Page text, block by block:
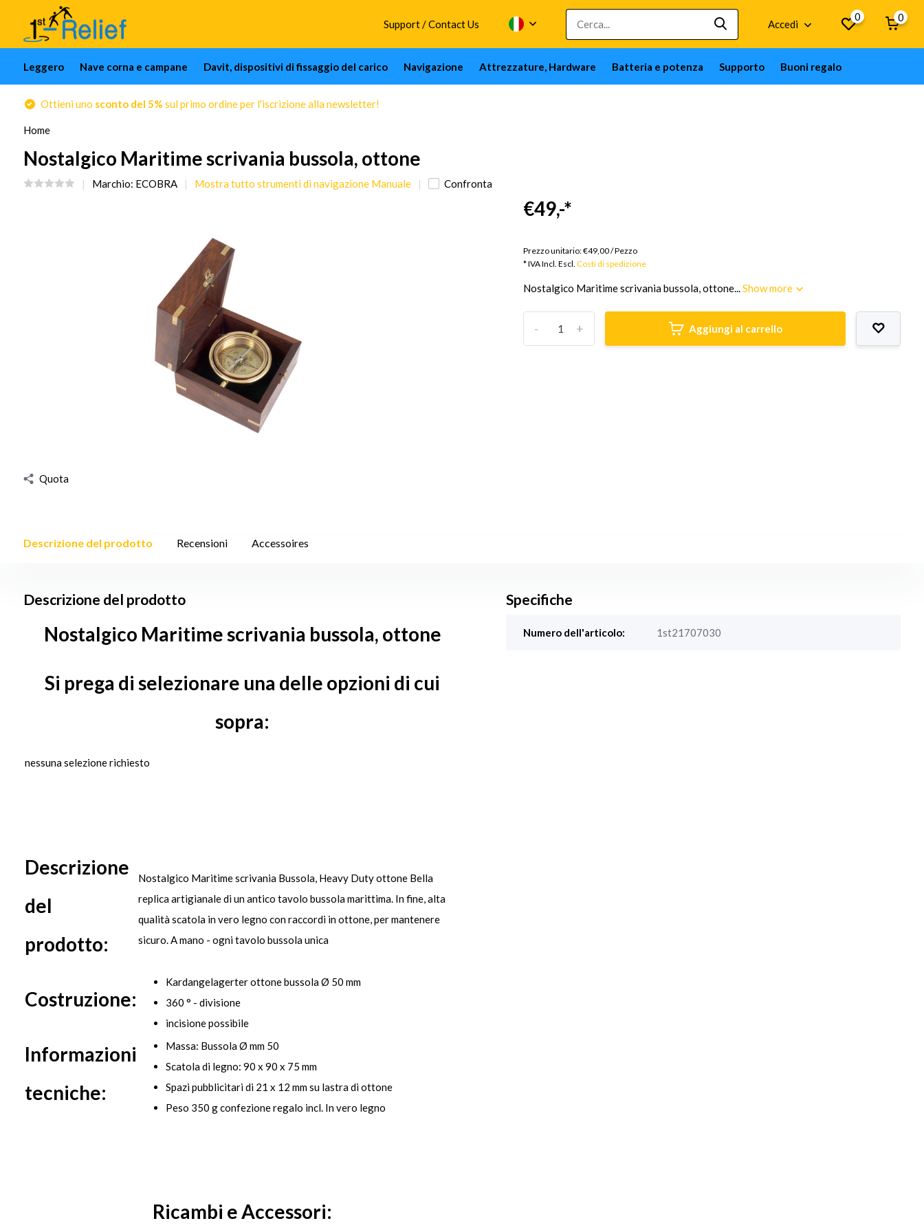
Support / Contact Us Accedi
0 0
Leggero Nave corna e campane Davit, dispositivi di fissaggio del carico Navigazione Attrezzature, Hardware Batteria e potenza Supporto Buoni regalo
Ottieni uno sconto del 5% sul primo ordine per l'iscrizione alla newsletter!
Home
Nostalgico Maritime scrivania bussola, ottone
Marchio: ECOBRA Mostra tutto strumenti di navigazione Manuale Confronta
Quota
€49,-*
Prezzo unitario:€49,00/Pezzo
* IVA Incl. Escl.Costi di spedizione
Nostalgico Maritime scrivania bussola, ottone...Show more
+
- Aggiungi al carrello
Descrizione del prodotto Recensioni Accessoires
Descrizione del prodotto
Nostalgico Maritime scrivania bussola, ottone
Si prega di selezionare una delle opzioni di cui
sopra:
nessuna selezione richiesto
Descrizione
del
prodotto:
Nostalgico Maritime scrivania Bussola, Heavy Duty ottone Bella
replica artigianale di un antico tavolo bussola marittima. In fine, alta
qualità scatola in vero legno con raccordi in ottone, per mantenere
sicuro. A mano - ogni tavolo bussola unica
Costruzione:
Kardangelagerter ottone bussola Ø 50 mm
360 ° - divisione
incisione possibile
Informazioni
tecniche:
Massa: Bussola Ø mm 50
Scatola di legno: 90 x 90 x 75 mm
Spazi pubblicitari di 21 x 12 mm su lastra di ottone
Peso 350 g confezione regalo incl. In vero legno
Ricambi e Accessori:
Specifiche
Numero dell'articolo: 1st21707030